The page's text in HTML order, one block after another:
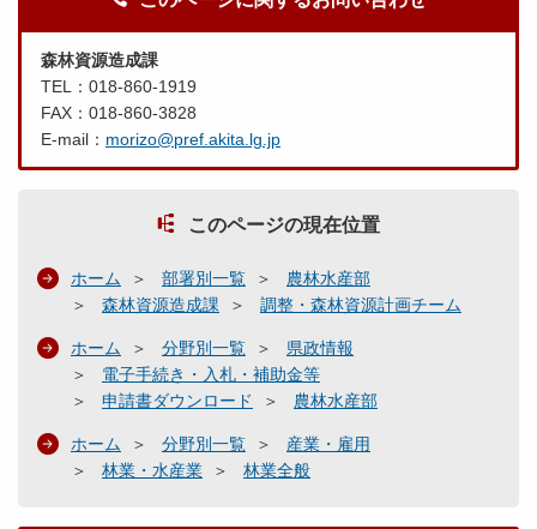
森林資源造成課
TEL：018-860-1919
FAX：018-860-3828
E-mail： morizo@pref.akita.lg.jp
このページの現在位置
ホーム 部署別一覧
農林水産部
森林資源造成課
調整・森林資源計画チーム
ホーム 分野別一覧
県政情報
電子手続き・入札・補助金等
申請書ダウンロード
農林水産部
ホーム 分野別一覧
産業・雇用
林業・水産業
林業全般